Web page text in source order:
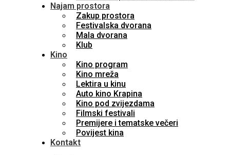
Najam prostora
Zakup prostora
Festivalska dvorana
Mala dvorana
Klub
Kino
Kino program
Kino mreža
Lektira u kinu
Auto kino Krapina
Kino pod zvijezdama
Filmski festivali
Premijere i tematske večeri
Povijest kina
Kontakt